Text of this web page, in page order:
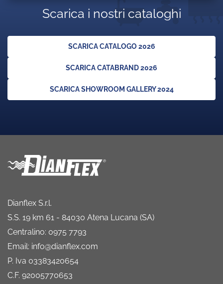
Scarica i nostri cataloghi
SCARICA CATALOGO 2026
SCARICA CATABRAND 2026
SCARICA SHOWROOM GALLERY 2024
Dianflex S.r.l.
S.S. 19 km 61 - 84030 Atena Lucana (SA)
Centralino: 0975 7793
Email: info@dianflex.com
P. Iva 03383420654
C.F. 92005770653